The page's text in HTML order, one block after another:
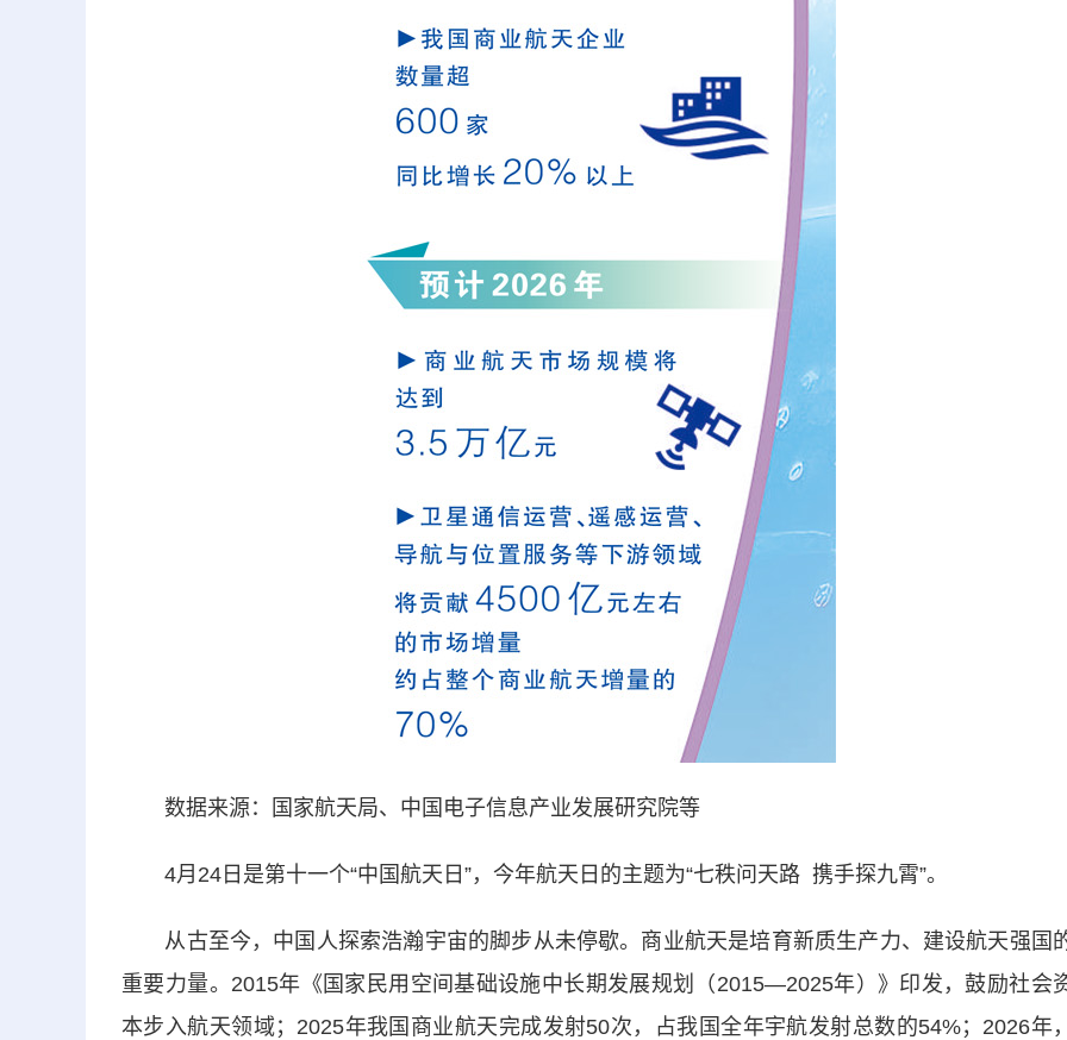
数据来源：国家航天局、中国电子信息产业发展研究院等
4月24日是第十一个“中国航天日”，今年航天日的主题为“七秩问天路 携手探九霄”。
从古至今，中国人探索浩瀚宇宙的脚步从未停歇。商业航天是培育新质生产力、建设航天强国
重要力量。2015年《国家民用空间基础设施中长期发展规划（2015—2025年）》印发，鼓励社会
本步入航天领域；2025年我国商业航天完成发射50次，占我国全年宇航发射总数的54%；2026年，